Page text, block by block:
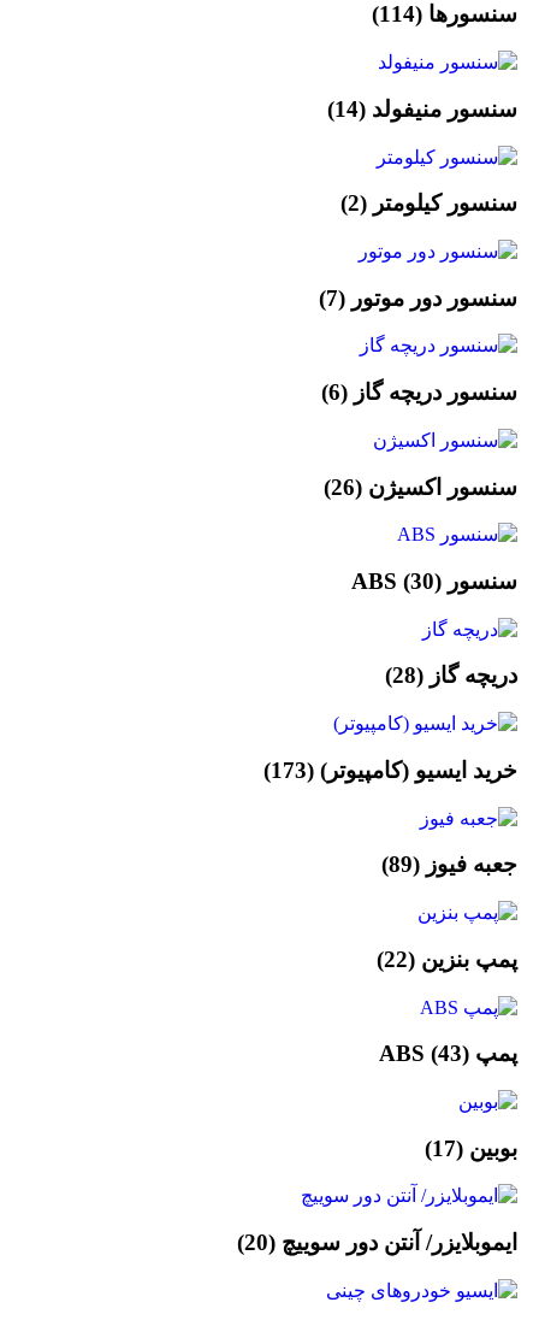
سنسورها (114)
سنسور منیفولد (14)
سنسور کیلومتر (2)
سنسور دور موتور (7)
سنسور دریچه گاز (6)
سنسور اکسیژن (26)
سنسور ABS (30)
دریچه گاز (28)
خرید ایسیو (کامپیوتر) (173)
جعبه فیوز (89)
پمپ بنزین (22)
پمپ ABS (43)
بوبین (17)
ایموبلایزر/ آنتن دور سوییچ (20)